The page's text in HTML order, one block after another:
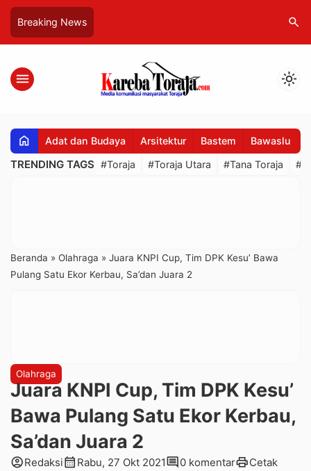
Breaking News search
menu light_mode
home Adat dan Budaya Arsitektur Bastem Bawaslu
TRENDING TAGS #Toraja #Toraja Utara #Tana Toraja
Beranda » Olahraga » Juara KNPI Cup, Tim DPK Kesu’ Bawa
Pulang Satu Ekor Kerbau, Sa’dan Juara 2
Olahraga
Juara KNPI Cup, Tim DPK Kesu’
Bawa Pulang Satu Ekor Kerbau,
Sa’dan Juara 2
account_circleRedaksicalendar_month Rabu, 27 Okt 2021comment0 komentarprintCetak